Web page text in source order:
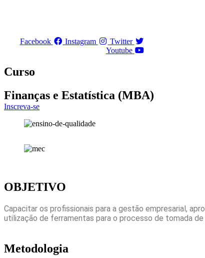
Facebook Instagram
Twitter
Youtube
Curso
Finanças e Estatística (MBA)
Inscreva-se
OBJETIVO
Capacitar os profissionais para a gestão empresarial,
utilização de ferramentas para o processo de tomada de
Metodologia